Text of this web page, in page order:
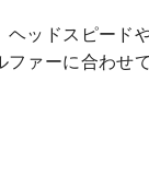
ッドスピード
ァーに合わせ